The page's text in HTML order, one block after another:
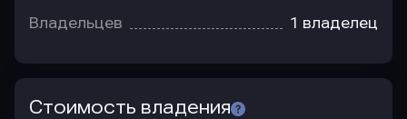
Владельцев 1 владелец
Стоимость владения